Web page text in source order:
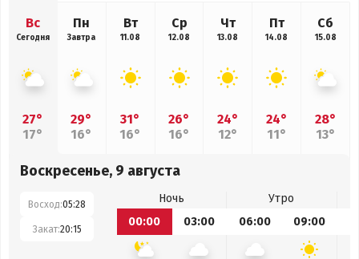
Вс
Сегодня
27°
17°
Пн
Завтра
29°
16°
Вт
11.08
31°
16°
Ср
12.08
26°
16°
Чт
13.08
24°
12°
Пт
14.08
24°
11°
Сб
15.08
28°
13°
Воскресенье, 9 августа
Восход:05:28
Закат:20:15
Ночь
Утро
00:00
03:00 06:00 09:00